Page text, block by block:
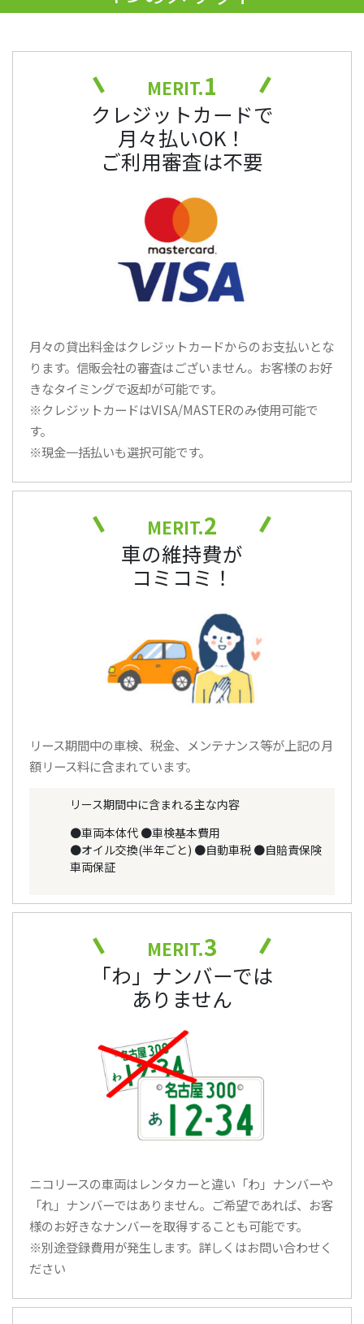
MERIT.1
クレジットカードで
月々払いOK！
ご利用審査は不要
月々の貸出料金はクレジットカードからのお支払いとな
ります。信販会社の審査はございません。お客様のお好
きなタイミングで返却が可能です。
※クレジットカードはVISA/MASTERのみ使用可能で
す。
※現金一括払いも選択可能です。
MERIT.2
車の維持費が
コミコミ！
リース期間中の車検、税金、メンテナンス等が上記の月
額リース料に含まれています。
リース期間中に含まれる主な内容
●車両本体代 ●車検基本費用
●オイル交換(半年ごと) ●自動車税 ●自賠責保険
車両保証
MERIT.3
「わ」ナンバーでは
ありません
ニコリースの車両はレンタカーと違い「わ」ナンバーや
「れ」ナンバーではありません。ご希望であれば、お客
様のお好きなナンバーを取得することも可能です。
※別途登録費用が発生します。詳しくはお問い合わせく
ださい